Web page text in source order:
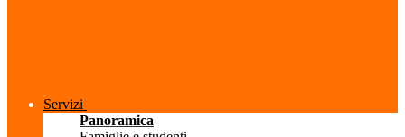
Servizi
Panoramica